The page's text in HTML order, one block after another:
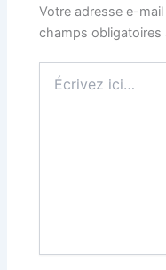
Votre adresse e-
champs
ici…